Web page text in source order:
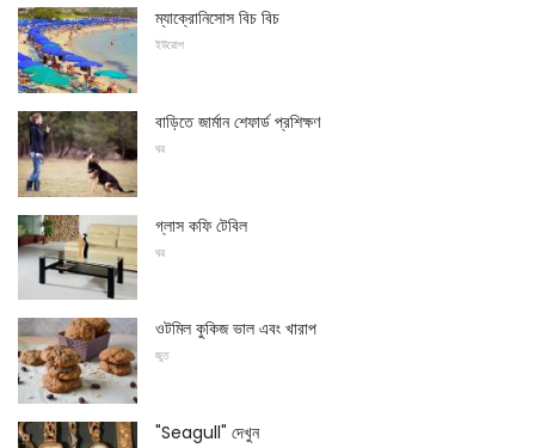
ম্যাক্রোনিসোস বিচ বিচ
ইউরোপ
বাড়িতে জার্মান শেফার্ড প্রশিক্ষণ
ঘর
গ্লাস কফি টেবিল
ঘর
ওটমিল কুকিজ ভাল এবং খারাপ
জুত
"Seagull" দেখুন